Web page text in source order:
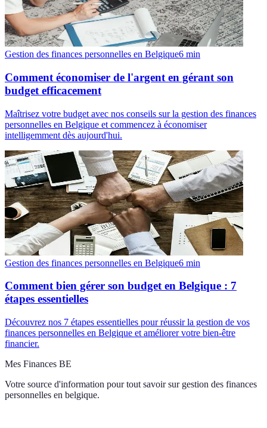
Gestion des finances personnelles en Belgique6 min
Comment économiser de l'argent en gérant son
budget efficacement
Maîtrisez votre budget avec nos conseils sur la gestion des finances
personnelles en Belgique et commencez à économiser
intelligemment dès aujourd'hui.
Gestion des finances personnelles en Belgique6 min
Comment bien gérer son budget en Belgique : 7
étapes essentielles
Découvrez nos 7 étapes essentielles pour réussir la gestion de vos
finances personnelles en Belgique et améliorer votre bien-être
financier.
Mes Finances BE
Votre source d'information pour tout savoir sur gestion des finances
personnelles en belgique.